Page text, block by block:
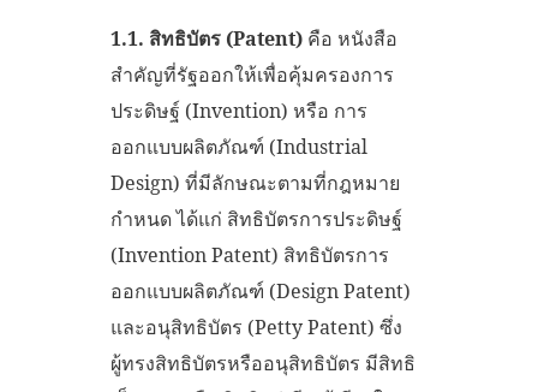
1.1. สิทธิบัตร (Patent) คือ หนังสือ
สำคัญที่รัฐออกให้เพื่อคุ้มครองการ
ประดิษฐ์ (Invention) หรือ การ
ออกแบบผลิตภัณฑ์ (Industrial
Design) ที่มีลักษณะตามที่กฎหมาย
กำหนด ได้แก่ สิทธิบัตรการประดิษฐ์
(Invention Patent) สิทธิบัตรการ
ออกแบบผลิตภัณฑ์ (Design Patent)
และอนุสิทธิบัตร (Petty Patent) ซึ่ง
ผู้ทรงสิทธิบัตรหรืออนุสิทธิบัตร มีสิทธิ